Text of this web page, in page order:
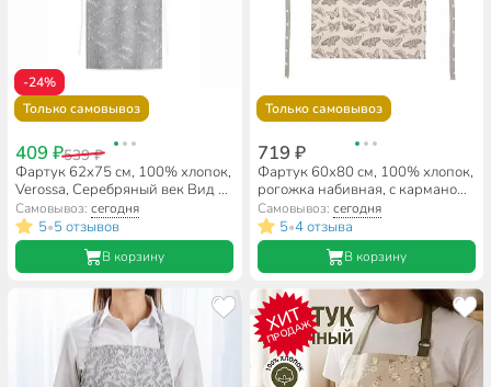
-24%
Только самовывоз
409 ₽539 ₽
Фартук 62х75 см, 100% хлопок,
Verossa, Серебряный век Вид 1,
765913
Самовывоз:сегодня
5•5 отзывов
В корзину
Только самовывоз
719 ₽
Фартук 60х80 см, 100% хлопок,
рогожка набивная, с карманом,
Guten Morgen, Бабочки, ФР-
БС-60-80
Самовывоз: сегодня
5•4 отзыва
В корзину
ХИТ
ПРОДАЖ